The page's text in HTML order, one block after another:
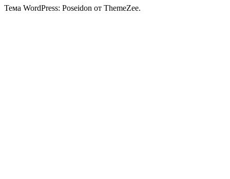
Тема WordPress: Poseidon от ThemeZee.